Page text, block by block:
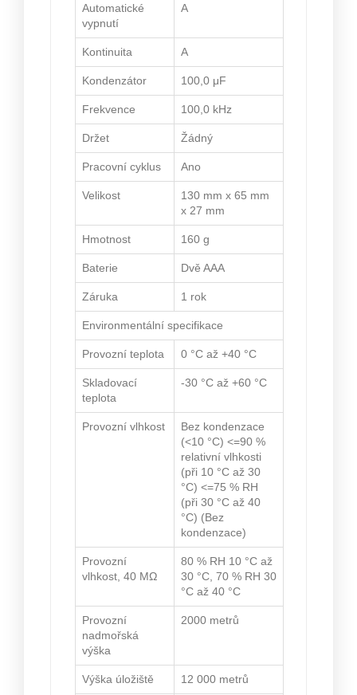
Automatické
vypnutí
A
Kontinuita A
Kondenzátor 100,0 μF
Frekvence 100,0 kHz
Držet Žádný
Pracovní cyklus Ano
Velikost
130 mm x 65 mm
x 27 mm
Hmotnost 160 g
Baterie Dvě AAA
Záruka 1 rok
Environmentální specifikace
Provozní teplota 0 °C až +40 °C
Skladovací
teplota
-30 °C až +60 °C
Provozní vlhkost
Bez kondenzace
(<10 °C) <=90 %
relativní vlhkosti
(při 10 °C až 30
°C) <=75 % RH
(při 30 °C až 40
°C) (Bez
kondenzace)
Provozní
vlhkost, 40 MΩ
80 % RH 10 °C až
30 °C, 70 % RH 30
°C až 40 °C
Provozní
nadmořská
výška
2000 metrů
Výška úložiště 12 000 metrů